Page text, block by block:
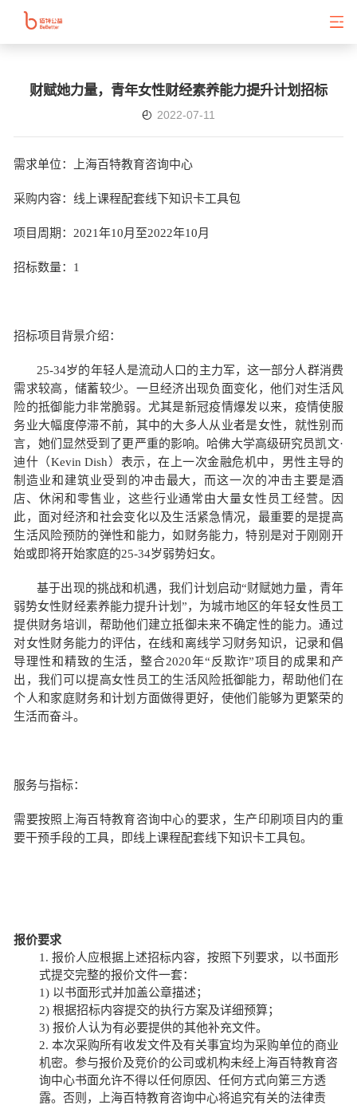
财赋她力量，青年女性财经素养能力提升计划招标
2022-07-11
需求单位：上海百特教育咨询中心
采购内容：线上课程配套线下知识卡工具包
项目周期： 2021年10月至2022年10月
招标数量： 1
招标项目背景介绍：
25-34岁的年轻人是流动人口的主力军，这一部分人群消费
需求较高，储蓄较少。一旦经济出现负面变化，他们对生活风
险的抵御能力非常脆弱。尤其是新冠疫情爆发以来，疫情使服
务业大幅度停滞不前，其中的大多人从业者是女性，就性别而
言，她们显然受到了更严重的影响。哈佛大学高级研究员凯文·
迪什（Kevin Dish）表示，在上一次金融危机中，男性主导的
制造业和建筑业受到的冲击最大，而这一次的冲击主要是酒
店、休闲和零售业，这些行业通常由大量女性员工经营。因
此，面对经济和社会变化以及生活紧急情况，最重要的是提高
生活风险预防的弹性和能力，如财务能力，特别是对于刚刚开
始或即将开始家庭的25-34岁弱势妇女。
基于出现的挑战和机遇，我们计划启动“财赋她力量，青年
弱势女性财经素养能力提升计划”，为城市地区的年轻女性员工
提供财务培训，帮助他们建立抵御未来不确定性的能力。通过
对女性财务能力的评估，在线和离线学习财务知识，记录和倡
导理性和精致的生活，整合2020年“反欺诈”项目的成果和产
出，我们可以提高女性员工的生活风险抵御能力，帮助他们在
个人和家庭财务和计划方面做得更好，使他们能够为更繁荣的
生活而奋斗。
服务与指标：
需要按照上海百特教育咨询中心的要求，生产印刷项目内的重
要干预手段的工具，即线上课程配套线下知识卡工具包。
报价要求
1.报价人应根据上述招标内容，按照下列要求，以书面形
式提交完整的报价文件一套：
1) 以书面形式并加盖公章描述；
2)根据招标内容提交的执行方案及详细预算；
3)报价人认为有必要提供的其他补充文件。
2.本次采购所有收发文件及有关事宜均为采购单位的商业
机密。参与报价及竞价的公司或机构未经 上海百特教育咨
询中心书面允许不得以任何原因、任何方式向第三方透
露。否则，
上海百特教育咨询中心将追究有关的法律责